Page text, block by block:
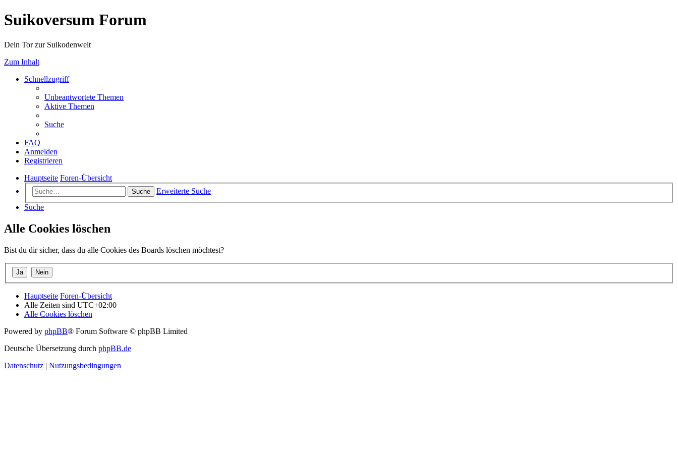
Suikoversum Forum
Dein Tor zur Suikodenwelt
Zum Inhalt
Schnellzugriff
Unbeantwortete Themen
Aktive Themen
Suche
FAQ
Anmelden
Registrieren
Hauptseite Foren-Übersicht
Suche
Erweiterte Suche
Suche
Alle Cookies löschen
Bist du dir sicher, dass du alle Cookies des Boards löschen möchtest?
Hauptseite Foren-Übersicht
Alle Zeiten sind UTC+02:00
Alle Cookies löschen
Powered by phpBB® Forum Software © phpBB Limited
Deutsche Übersetzung durch phpBB.de
Datenschutz | Nutzungsbedingungen